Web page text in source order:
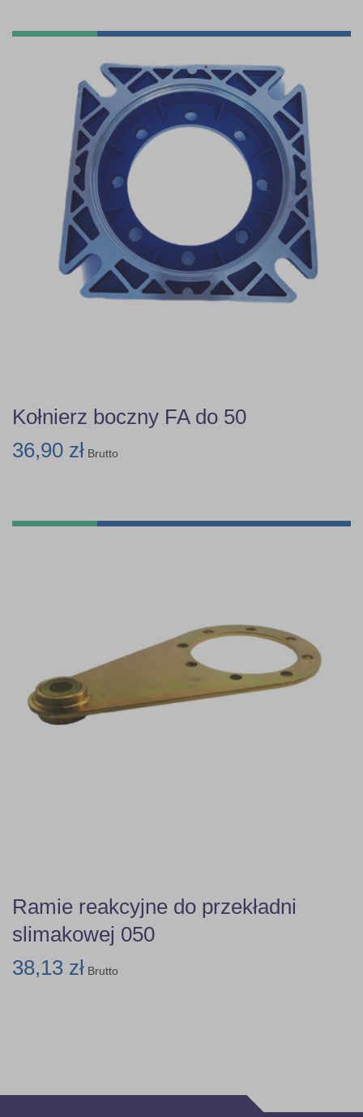
Kołnierz boczny FA do 50
36,90 zł Brutto
Ramie reakcyjne do przekładni
slimakowej 050
38,13 zł Brutto